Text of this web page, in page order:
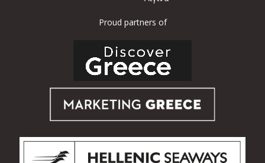
Proud partners of